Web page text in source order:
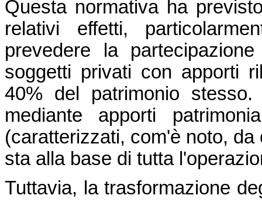
Questa normativa ha
relativi effetti,
prevedere la
soggetti privati con apporti
40% del patrimonio
mediante apporti
(caratterizzati, com'è noto,
sta alla base di tutta
Tuttavia, la trasformazione